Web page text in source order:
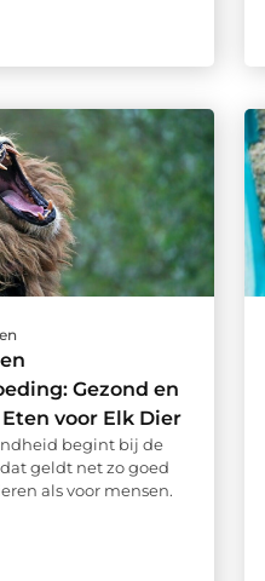
Gezond en
voor Elk Dier
begint bij de
geldt net zo goed
als voor mensen.